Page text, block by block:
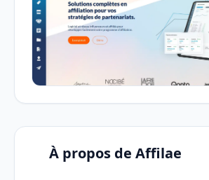
À propos de Affilae